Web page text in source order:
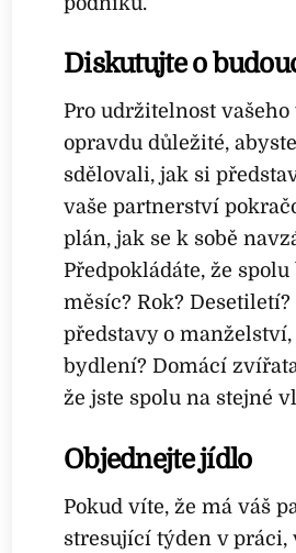
Diskutujte o
Pro udržitelnost vašeho
opravdu důležité,
sdělovali, jak si
vaše partnerství
plán, jak se k sobě
Předpokládáte, že
měsíc? Rok? Desetiletí?
představy o manželství,
bydlení? Domácí
že jste spolu na stejné
Objednejte jídlo
Pokud víte, že má váš
stresující týden v práci,